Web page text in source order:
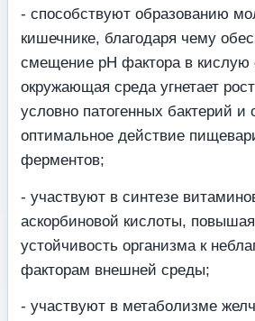
- способствуют образованию
кишечнике, благодаря чему
смещение рН фактора в кислую
окружающая среда угнетает
условно патогенных бактерий и
оптимальное действие
ферментов;
- участвуют в синтезе
аскорбиновой кислоты,
устойчивость организма к
факторам внешней среды;
- участвуют в метаболизме